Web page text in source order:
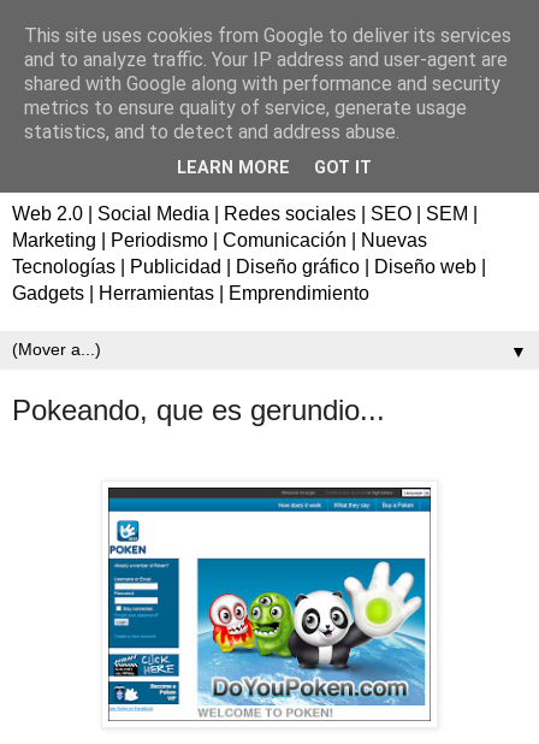
Fernando de los Ríos |
Consultor de marketing en
Web 2.0 | Social Media | Redes sociales | SEO | SEM |
Marketing | Periodismo | Comunicación | Nuevas
Tecnologías | Publicidad | Diseño gráfico | Diseño web |
Gadgets | Herramientas | Emprendimiento
▼
Pokeando, que es gerundio...
This site uses cookies from Google to deliver its services
and to analyze traffic. Your IP address and user-agent are
shared with Google along with performance and security
metrics to ensure quality of service, generate usage
statistics, and to detect and address abuse.
LEARN MORE GOT IT